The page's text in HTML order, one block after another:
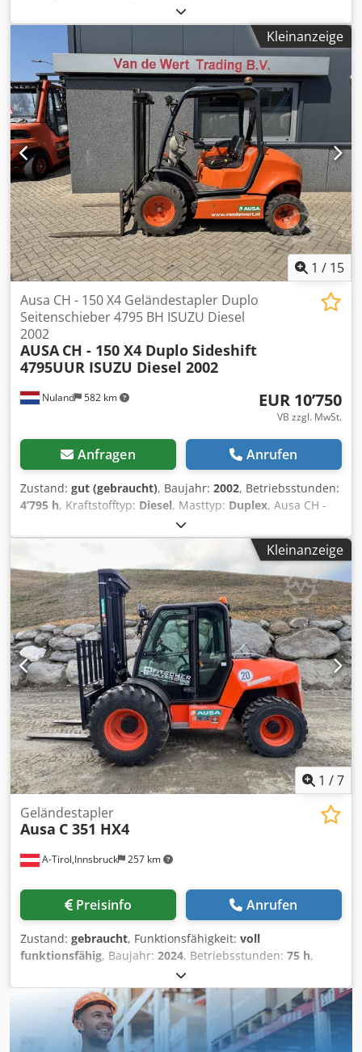
4’380 mm
mm, Ausstattung:Allradantrieb, Baujahr: 2023
Leergewicht: 3.635 kg zGG: 5.635 kg Kraftstofftank: 62 Liter
Csdpoxqficefx Adrorf
Kleinanzeige
1 / 15
Nuland 582 km
Ausa CH - 150 X4 Geländestapler Duplo
Seitenschieber 4795 BH ISUZU Diesel
2002
AUSA CH - 150 X4 Duplo Sideshift
4795UUR ISUZU Diesel 2002
EUR 10’750
VB zzgl. MwSt.
Anfragen Anrufen
Zustand: gut (gebraucht), Baujahr: 2002, Betriebsstunden:
4’795 h, Kraftstofftyp: Diesel, Masttyp: Duplex, Ausa CH -
150 X4 Geländestapler Duplo, Seitenschub, 4795
Betriebsstunden, ISUZU Diesel, 2002 Ein Video kann per
WhatsApp zugesendet werden. Wir haben einen ständigen
Lagerbestand, siehe Website. Die Preise verstehen sich ab
Nuland. Van de Wert Trading B.V. verfügt über ein
wechselndes Angebot an Maschinen, Lastwagen,
Anhängern und Anbaugeräten. Alle unsere Lieferungen
erfolgen zu Handelspreisen im Zustand „wie gesehen“
ohne Gewährleistung. (siehe unsere allgemeinen
Geschäftsbedingungen) Für eine Besichtigung und/oder
eine Probefahrt können Sie gerne einen Termin
vereinbaren. Bitte rufen Sie vorher an, da wir nicht ständig
vor Ort sind. Cedpfx Adozqyuyerjrf Van de Wert Trading
B.V. Bedrijfsstraat 3 5391 LR Nuland
Kleinanzeige
1 /7
A-Tirol,Innsbruck 257 km
Geländestapler
Ausa C 351 HX4
Preisinfo Anrufen
Zustand: gebraucht, Funktionsfähigkeit: voll
funktionsfähig, Baujahr: 2024, Betriebsstunden: 75 h,
, Hubhöhe:5’400 mm
mm, Kraftstofftyp:Diesel, Masttyp:Triplex, Bauhöhe:2’130
, Leistung:31 kW (42.15 PS), Gabellänge:1’150 mm,
Leergewicht:5’837 kg, Gesamtlänge: 4’540 mm,
Antriebsart:Diesel, Baubreite: 2’050 mm, Geländestapler